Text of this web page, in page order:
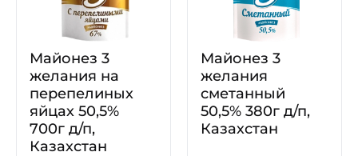
Майонез 3
желания на
перепелиных
яйцах 50,5%
700г д/п,
Казахстан
Майонез 3
желания
сметанный
50,5% 380г д/п,
Казахстан